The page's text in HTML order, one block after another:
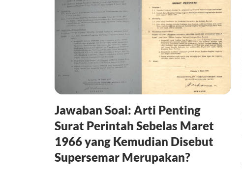
Jawaban Soal: Arti Penting
Surat Perintah Sebelas Maret
1966 yang Kemudian Disebut
Supersemar Merupakan?